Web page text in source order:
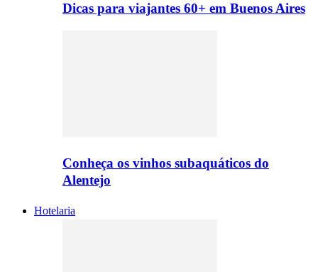
Dicas para viajantes 60+ em Buenos Aires
Conheça os vinhos subaquáticos do
Alentejo
Hotelaria